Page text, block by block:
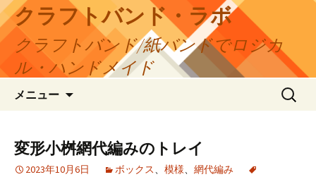
コ
ン
テ
ツ
ス
クラフトバンド・ラボ
クラフトバンド/紙バンドでロジカ
ル・ハンドメイド
メニュー
検
索:
変形小桝網代編みのトレイ
2023年10月6日 ボックス、 模様、 網代編み